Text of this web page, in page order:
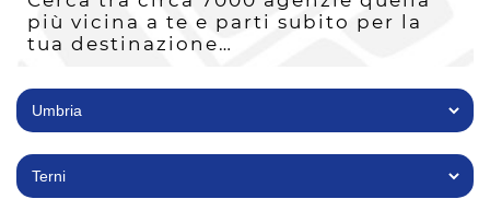
più vicina a te e parti subito per la
tua destinazione…